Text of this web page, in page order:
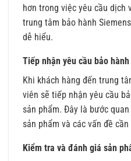
hơn trong việc yêu cầu dịch
trung tâm bảo hành
dễ hiểu.
Tiếp nhận yêu cầu bảo hành
Khi khách hàng đến trung
viên sẽ tiếp nhận yêu cầu
sản phẩm. Đây là bước
sản phẩm và các vấn đề cần
Kiểm tra và đánh giá sản